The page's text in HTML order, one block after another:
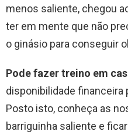
menos saliente, chegou
ter em mente que não
o ginásio para conseguir
Pode fazer treino em
disponibilidade financeira
Posto isto, conheça as
barriguinha saliente e